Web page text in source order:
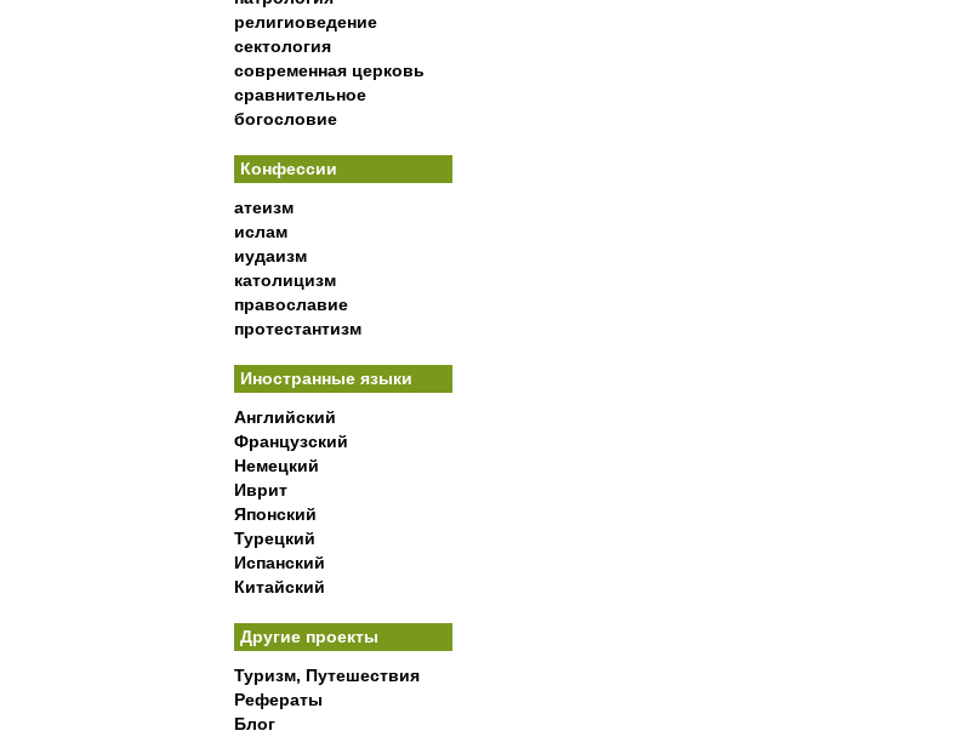
религиоведение
сектология
современная церковь
сравнительное
богословие
Конфессии
атеизм
ислам
иудаизм
католицизм
православие
протестантизм
Иностранные языки
Английский
Французский
Немецкий
Иврит
Японский
Турецкий
Испанский
Китайский
Другие проекты
Туризм, Путешествия
Рефераты
Блог